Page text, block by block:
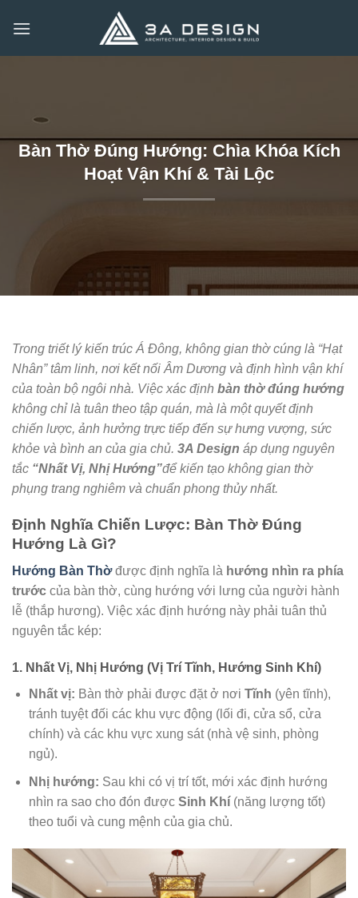
qua
Bàn Thờ Đúng Hướng: Chìa Khóa Kích
Hoạt Vận Khí & Tài Lộc
Trong triết lý kiến trúc Á Đông, không gian thờ cúng là “Hạt
Nhân” tâm linh, nơi kết nối Âm Dương và định hình vận khí
của toàn bộ ngôi nhà. Việc xác định bàn thờ đúng hướng
không chỉ là tuân theo tập quán, mà là một quyết định
chiến lược, ảnh hưởng trực tiếp đến sự hưng vượng, sức
khỏe và bình an của gia chủ. 3A Design áp dụng nguyên
tắc “Nhất Vị, Nhị Hướng”để kiến tạo không gian thờ
phụng trang nghiêm và chuẩn phong thủy nhất.
Định Nghĩa Chiến Lược: Bàn Thờ Đúng
Hướng Là Gì?
Hướng Bàn Thờđược định nghĩa là hướng nhìn ra phía
trước của bàn thờ, cùng hướng với lưng của người hành
lễ (thắp hương). Việc xác định hướng này phải tuân thủ
nguyên tắc kép:
1. Nhất Vị, Nhị Hướng (Vị Trí Tĩnh, Hướng Sinh Khí)
Nhất vị: Bàn thờ phải được đặt ở nơi Tĩnh (yên tĩnh),
tránh tuyệt đối các khu vực động (lối đi, cửa sổ, cửa
chính) và các khu vực xung sát (nhà vệ sinh, phòng
ngủ).
Nhị hướng: Sau khi có vị trí tốt, mới xác định hướng
nhìn ra sao cho đón được Sinh Khí(năng lượng tốt)
theo tuổi và cung mệnh của gia chủ.